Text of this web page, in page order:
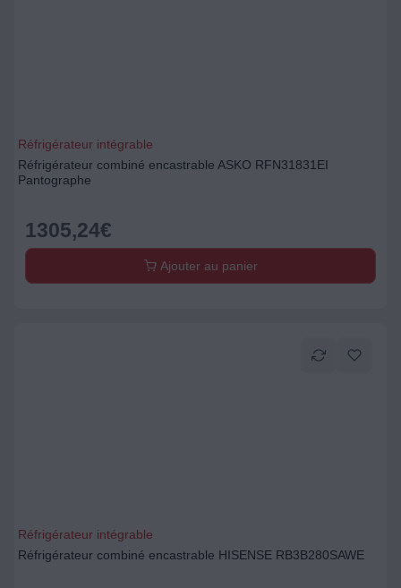
Réfrigérateur intégrable
Réfrigérateur combiné encastrable ASKO RFN31831EI
Pantographe
1305,24€
Ajouter au panier
Réfrigérateur intégrable
Réfrigérateur combiné encastrable HISENSE RB3B280SAWE